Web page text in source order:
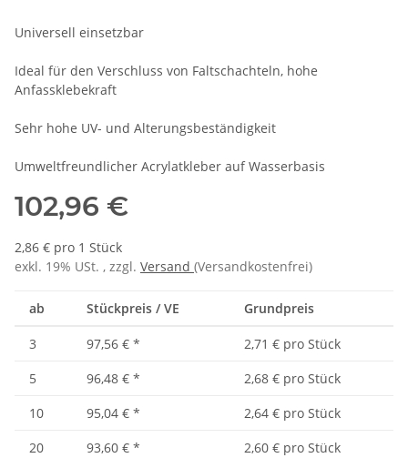
Universell einsetzbar
Ideal für den Verschluss von Faltschachteln, hohe
Anfassklebekraft
Sehr hohe UV- und Alterungsbeständigkeit
Umweltfreundlicher Acrylatkleber auf Wasserbasis
102,96 €
2,86 € pro 1 Stück
exkl. 19% USt. , zzgl. Versand (Versandkostenfrei)
ab Stückpreis / VE Grundpreis
3 97,56 € *
2,71 € pro Stück
5
96,48 € *
2,68 € pro Stück
10
95,04 € *
2,64 € pro Stück
20
93,60 € * 2,60 € pro Stück